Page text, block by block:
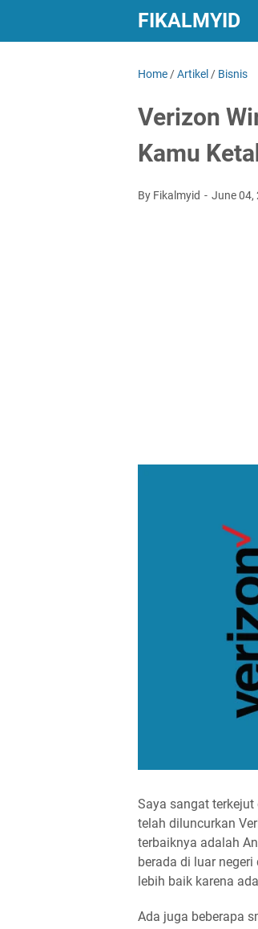
FIKALMYID
Home /Artikel / Bisnis
Verizon
Kamu
By Fikalmyid June 04,
Saya sangat
telah diluncurkan
terbaiknya adalah
berada di luar
lebih baik karena
Ada juga beberapa